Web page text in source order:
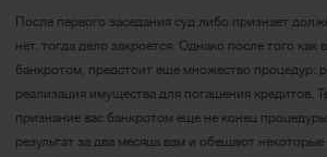
После первого заседания суд либо признает
нет, тогда дело закроется. Однако после того как
банкротом, предстоит еще множество процедур:
реализация имущества для погашения кредитов.
признание вас банкротом еще не конец
результат за два месяца вам и обещают